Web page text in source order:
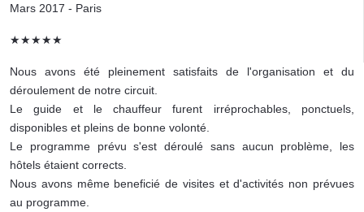
Mars 2017 - Paris
★★★★★
Nous avons été pleinement satisfaits de l'organisation et du
déroulement de notre circuit.
Le guide et le chauffeur furent irréprochables, ponctuels,
disponibles et pleins de bonne volonté.
Le programme prévu s'est déroulé sans aucun problème, les
hôtels étaient corrects.
Nous avons même beneficié de visites et d'activités non prévues
au programme.